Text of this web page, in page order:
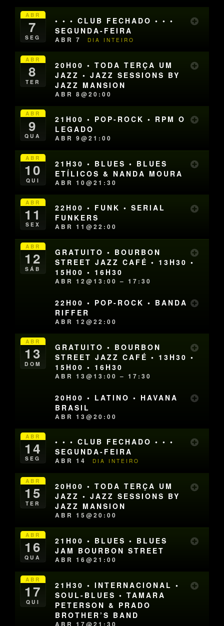
ABR
7
SEG
• • • CLUB FECHADO • • •
SEGUNDA-FEIRA
ABR 7 DIA INTEIRO
ABR
8
TER
20H00 • TODA TERÇA UM
JAZZ • JAZZ SESSIONS BY
JAZZ MANSION
ABR 8@20:00
ABR
9
QUA
21H00 • POP-ROCK • RPM O
LEGADO
ABR 9@21:00
ABR
10
QUI
21H30 • BLUES • BLUES
ETÍLICOS & NANDA MOURA
ABR 10@21:30
ABR
11
SEX
22H00 • FUNK • SERIAL
FUNKERS
ABR 11@22:00
ABR
12
SÁB
GRATUITO • BOURBON
STREET JAZZ CAFÉ • 13H30 •
15H00 • 16H30
ABR 12@13:00 – 17:30
22H00 • POP-ROCK • BANDA
RIFFER
ABR 12@22:00
ABR
13
DOM
GRATUITO • BOURBON
STREET JAZZ CAFÉ • 13H30 •
15H00 • 16H30
ABR 13@13:00 – 17:30
20H00 • LATINO • HAVANA
BRASIL
ABR 13@20:00
ABR
14
SEG
• • • CLUB FECHADO • • •
SEGUNDA-FEIRA
ABR 14 DIA INTEIRO
ABR
15
TER
20H00 • TODA TERÇA UM
JAZZ • JAZZ SESSIONS BY
JAZZ MANSION
ABR 15@20:00
ABR
16
QUA
21H00 • BLUES • BLUES
JAM BOURBON STREET
ABR 16@21:00
ABR
17
QUI
21H30 • INTERNACIONAL •
SOUL-BLUES • TAMARA
PETERSON & PRADO
BROTHER’S BAND
ABR 17@21:30